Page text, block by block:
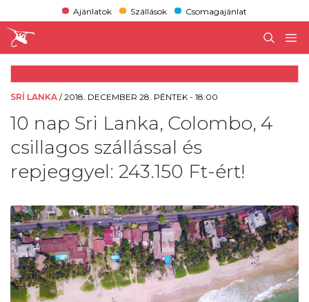
Ajánlatok Szállások Csomagajánlat
SRÍ LANKA /2018. DECEMBER 28. PÉNTEK - 18:00
10 nap Sri Lanka, Colombo, 4
csillagos szállással és
repjeggyel: 243.150 Ft-ért!